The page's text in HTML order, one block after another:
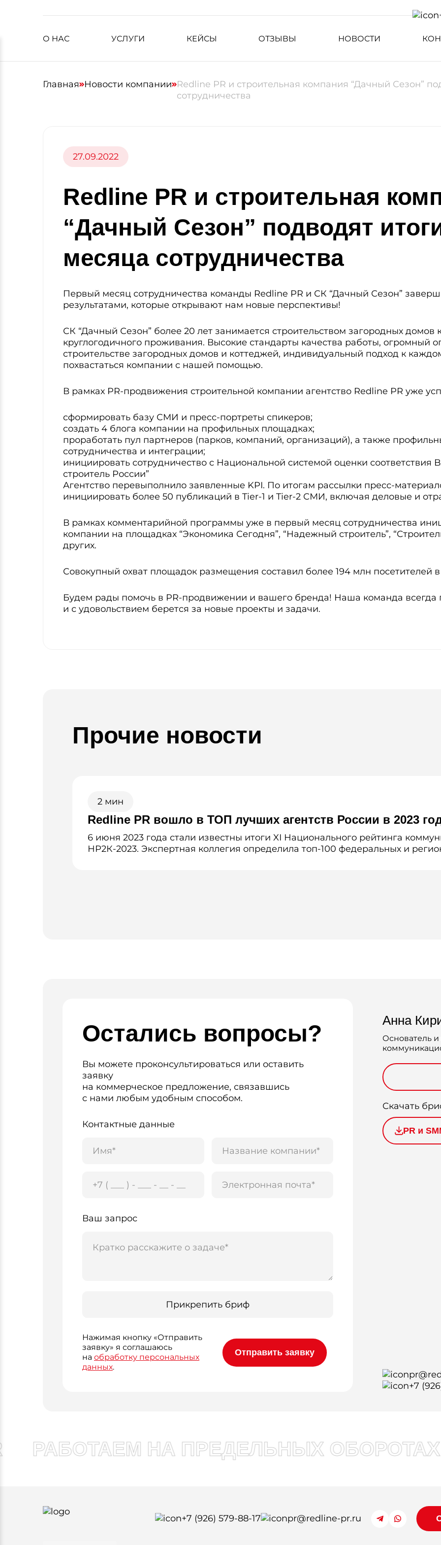
О НАС УСЛУГИ КЕЙСЫ ОТЗЫВЫ НОВОСТИ
Главная Новости компании Redline PR и строительная компания “Дачный Сезон”
сотрудничества
27.09.2022
Redline PR и строительная
“Дачный Сезон” подводят
месяца сотрудничества
Первый месяц сотрудничества команды Redline PR и СК “Дачный Сезон”
результатами, которые открывают нам новые перспективы!
СК “Дачный Сезон” более 20 лет занимается строительством загородных домов
круглогодичного проживания. Высокие стандарты качества работы, огромный
строительстве загородных домов и коттеджей, индивидуальный подход к
похвастаться компании с нашей помощью.
В рамках PR-продвижения строительной компании агентство Redline PR уже
сформировать базу СМИ и пресс-портреты спикеров;
создать 4 блога компании на профильных площадках;
проработать пул партнеров (парков, компаний, организаций), а также
сотрудничества и интеграции;
инициировать сотрудничество с Национальной системой оценки соответствия
строитель России”
Агентство перевыполнило заявленные KPI. По итогам рассылки пресс-
инициировать более 50 публикаций в Tier-1 и Tier-2 СМИ, включая деловые и
В рамках комментарийной программы уже в первый месяц сотрудничества
компании на площадках “Экономика Сегодня”, “Надежный строитель”,
других.
Совокупный охват площадок размещения составил более 194 млн посетителей
Будем рады помочь в PR-продвижении и вашего бренда! Наша команда всегда
и с удовольствием берется за новые проекты и задачи.
Прочие новости
2 мин
Redline PR вошло в ТОП лучших агентств России в 2023
6 июня 2023 года стали известны итоги XI Национального рейтинга
НР2К-2023. Экспертная коллегия определила топ-100 федеральных и
Остались вопросы?
Вы можете проконсультироваться или оставить
заявку
на коммерческое предложение, связавшись
с нами любым удобным способом.
Контактные данные
Ваш запрос
Прикрепить бриф
Нажимая кнопку «Отправить
заявку» я соглашаюсь
на обработку персональных
данных.
Анна
Основатель
Скачать
PR и
+7
РАБОТАЕМ НА ПРЕДЕЛЬНЫХ ОБОРОТАХ!
+7 (926) 579-88-17 pr@redline-pr.ru